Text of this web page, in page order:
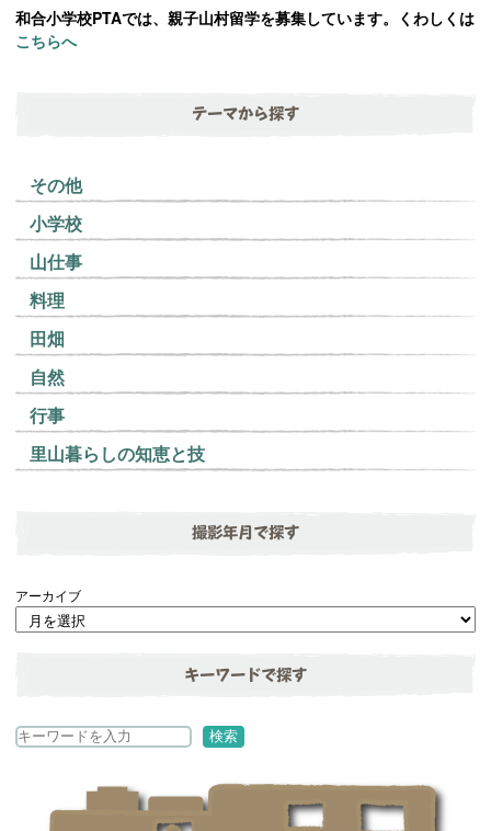
和合小学校PTAでは、親子山村留学を募集しています。くわしくは
こちらへ
テーマから探す
その他
小学校
山仕事
料理
田畑
自然
行事
里山暮らしの知恵と技
撮影年月で探す
アーカイブ
キーワードで探す
検
検索